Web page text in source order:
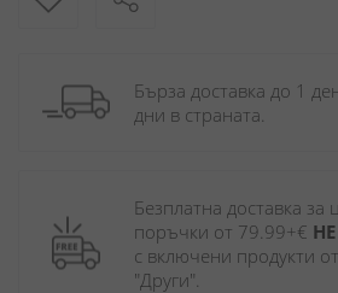
Бърза доставка до 1
дни в страната.
Безплатна доставка за
поръчки от 79.99+€ НЕ
с включени продукти
"Други".